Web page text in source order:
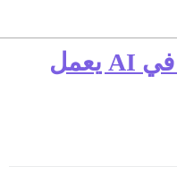
بحث الصفحة الكاملة في AI يعمل